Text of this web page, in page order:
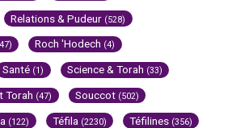
Relations & Pudeur (528)
Roch 'Hodech (4)
Santé (1) Science & Torah (33)
Torah (47) Souccot (502)
(122) Téfila (2230) Téfilines (356)